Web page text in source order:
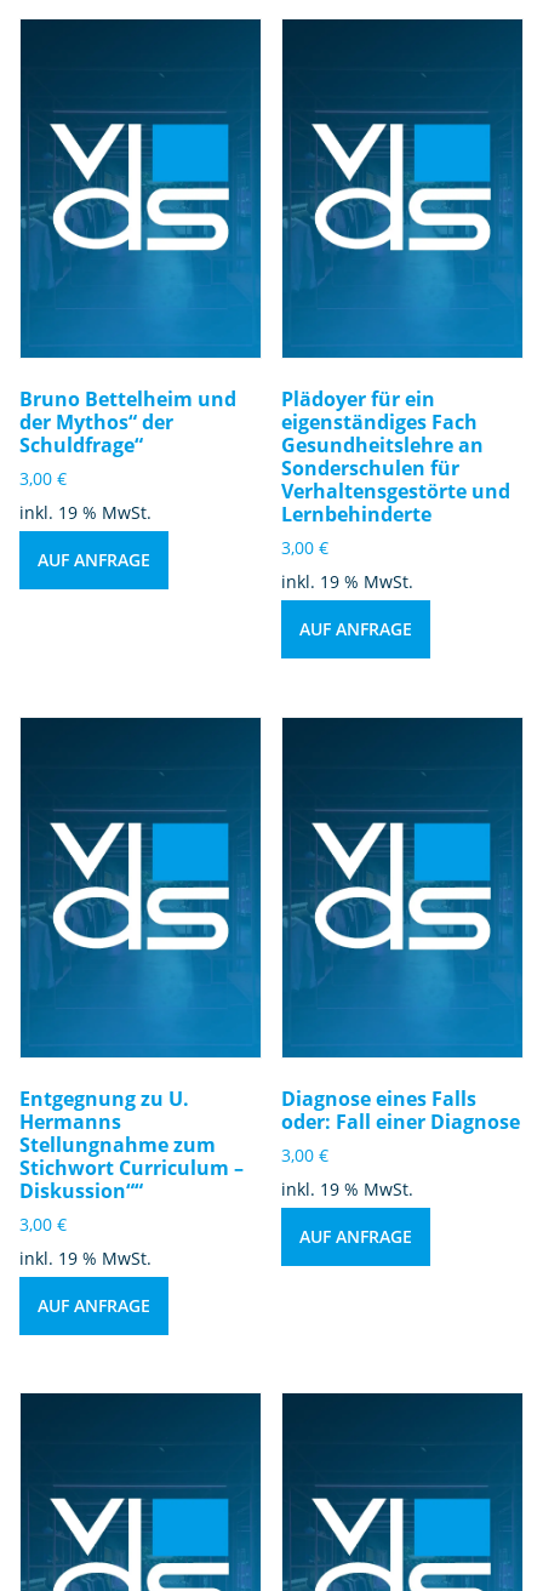
Bruno Bettelheim und
der Mythos“ der
Schuldfrage“
3,00 €
inkl. 19 % MwSt.
AUF ANFRAGE
Plädoyer für ein
eigenständiges Fach
Gesundheitslehre an
Sonderschulen für
Verhaltensgestörte und
Lernbehinderte
3,00€
inkl. 19 % MwSt.
AUF ANFRAGE
Entgegnung zu U.
Hermanns
Stellungnahme zum
Stichwort Curriculum –
Diskussion““
3,00 €
inkl. 19 % MwSt.
AUF ANFRAGE
Diagnose eines Falls
oder: Fall einer Diagnose
3,00€
inkl. 19 % MwSt.
AUF ANFRAGE